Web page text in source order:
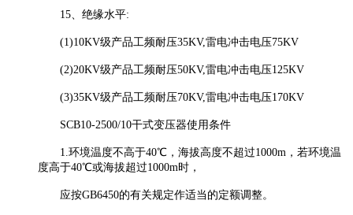
15、绝缘水平:
(1)10KV级产品工频耐压35KV,雷电冲击电压75KV
(2)20KV级产品工频耐压50KV,雷电冲击电压125KV
(3)35KV级产品工频耐压70KV,雷电冲击电压170KV
SCB10-2500/10干式变压器使用条件
1.环境温度不高于40℃，海拔高度不超过1000m，若环境温
度高于40℃或海拔超过1000m时，
应按GB6450的有关规定作适当的定额调整。